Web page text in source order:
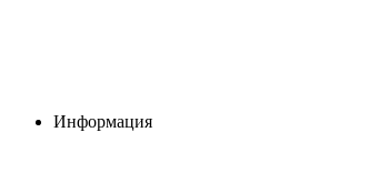
Информация